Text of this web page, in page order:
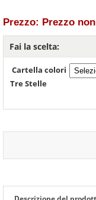
Prezzo: Prezzo
Fai la scelta:
Cartella colori
Tre Stelle